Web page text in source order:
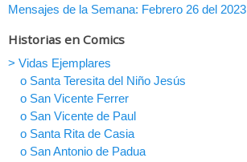
Mensajes de la Semana: Febrero 26 del 2023
Historias en Comics
> Vidas Ejemplares
o Santa Teresita del Niño Jesús
o San Vicente Ferrer
o San Vicente de Paul
o Santa Rita de Casia
o San Antonio de Padua